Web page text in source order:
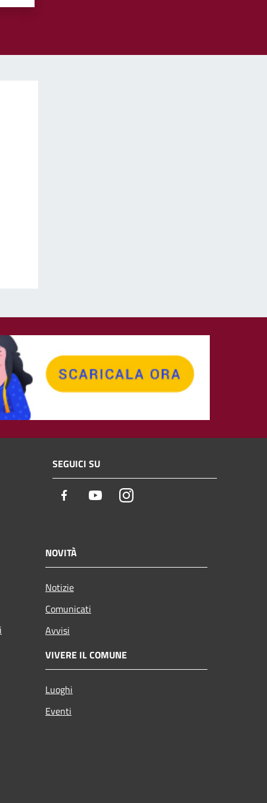
SEGUICI SU
Facebook YoutubeInstagram
NOVITÀ
Notizie
Comunicati
Avvisi
VIVERE IL COMUNE
Luoghi
Eventi